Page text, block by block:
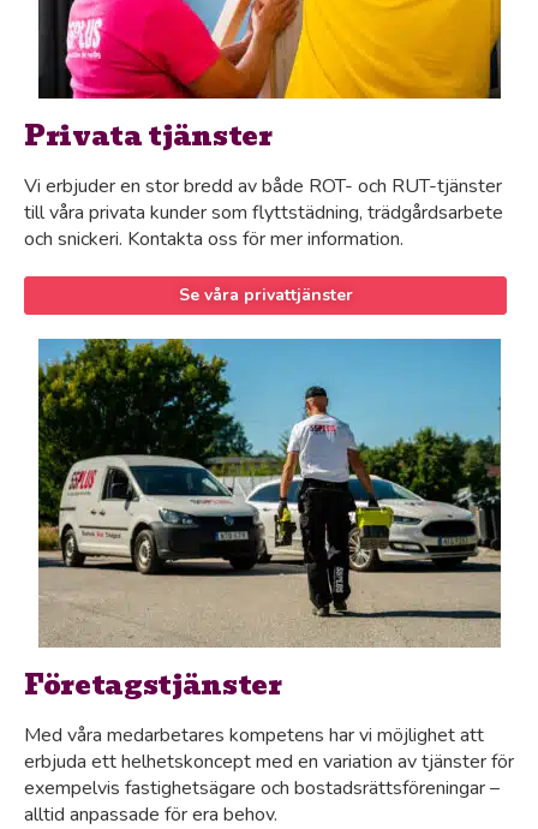
Privata tjänster
Vi erbjuder en stor bredd av både ROT- och RUT-tjänster
till våra privata kunder som flyttstädning, trädgårdsarbete
och snickeri. Kontakta oss för mer information.
Se våra privattjänster
Företagstjänster
Med våra medarbetares kompetens har vi möjlighet att
erbjuda ett helhetskoncept med en variation av tjänster för
exempelvis fastighetsägare och bostadsrättsföreningar –
alltid anpassade för era behov.